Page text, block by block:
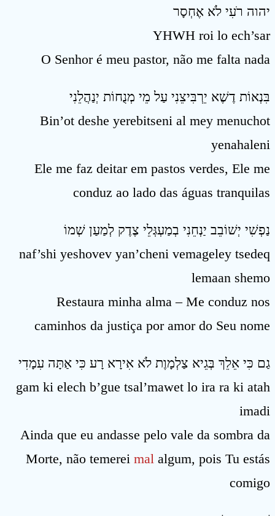
יהוה רֹעִי לֹא אֶחְסָר
YHWH roi lo ech’sar
O Senhor é meu pastor, não me falta nada
בִּנְאוֹת דֶשֶׁא יֵרְבִּיצֵנִי עַל מֵי מְנֻחוֹת יְנַהֲלֵנִי
Bin’ot deshe yerebitseni al mey menuchot
yenahaleni
Ele me faz deitar em pastos verdes, Ele me
conduz ao lado das águas tranquilas
נַפְשִׁי יְשׁוֹבֵב יַנְחֵנִי בְמַעְגְּלֵי צֶדֶק לְמַעַן שְׁמוֹ
naf’shi yeshovev yan’cheni vemageley tsedeq
lemaan shemo
Restaura minha alma – Me conduz nos
caminhos da justiça por amor do Seu nome
גַם כִּי אֵלֵךְ בְּגֵיא צַלְמָוֶת לֹא אִירָא רָע כִּי אַתָּה עִמָדִי
gam ki elech b’gue tsal’mawet lo ira ra ki atah
imadi
Ainda que eu andasse pelo vale da sombra da
Morte, não temerei mal algum, pois Tu estás
comigo